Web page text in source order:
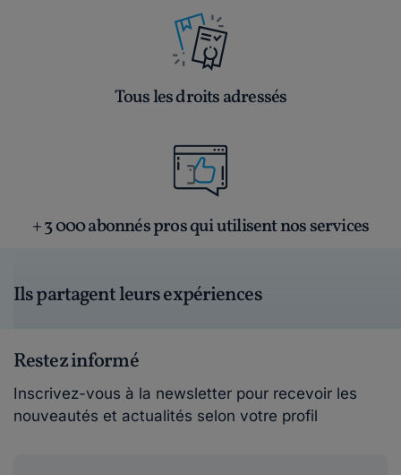
Tous les droits adressés
+ 3 000 abonnés pros qui utilisent nos services
Ils partagent leurs expériences
Restez informé
Inscrivez-vous à la newsletter pour recevoir les
nouveautés et actualités selon votre profil